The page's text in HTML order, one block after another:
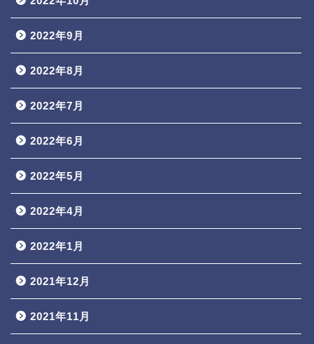
2022年9月
2022年8月
2022年7月
2022年6月
2022年5月
2022年4月
2022年1月
2021年12月
2021年11月